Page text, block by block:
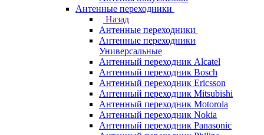
Антенные переходники
Назад
Антенные переходники
Антенные переходники
Универсальные
Антенный переходник Alcatel
Антенный переходник Bosch
Антенный переходник Ericsson
Антенный переходник Mitsubishi
Антенный переходник Motorola
Антенный переходник Nokia
Антенный переходник Panasonic